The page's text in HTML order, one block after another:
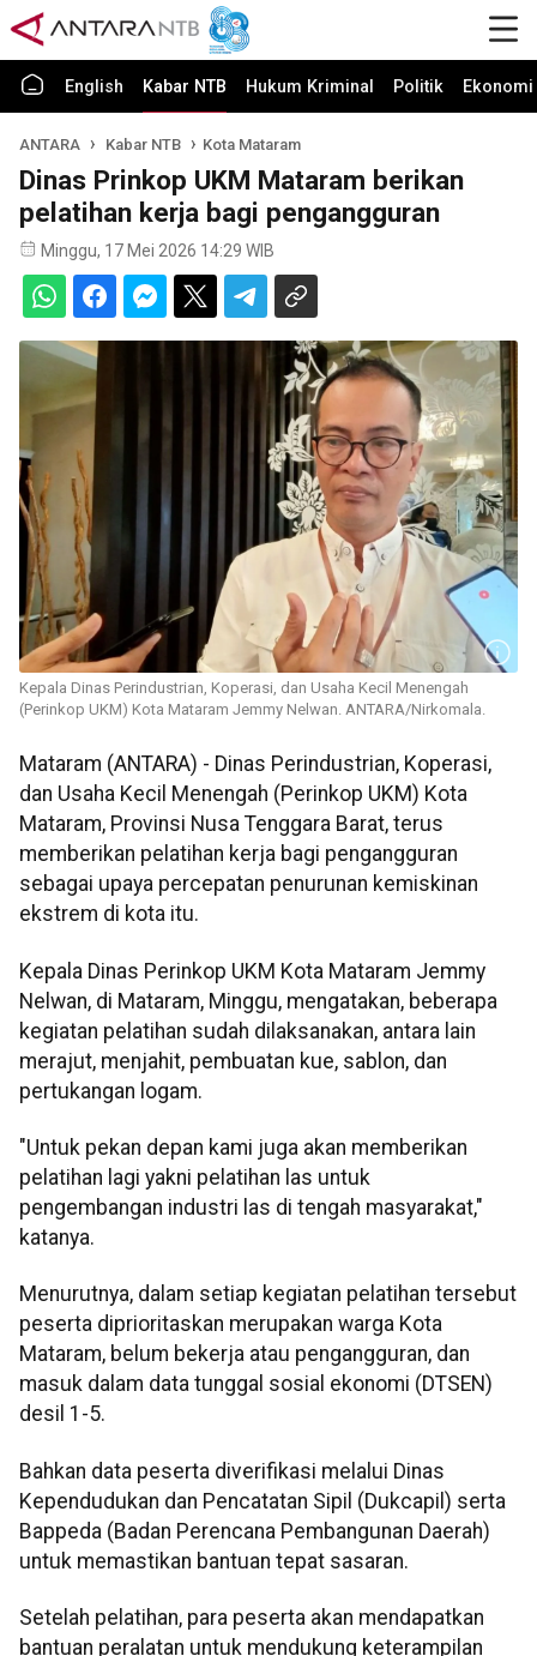
English Kabar NTB Hukum Kriminal Politik
ANTARA Kabar NTB Kota Mataram
Dinas Prinkop UKM Mataram berikan
pelatihan kerja bagi pengangguran
Minggu, 17 Mei 2026 14:29 WIB
Kepala Dinas Perindustrian, Koperasi, dan Usaha Kecil Menengah
(Perinkop UKM) Kota Mataram Jemmy Nelwan. ANTARA/Nirkomala.
Mataram (ANTARA) - Dinas Perindustrian, Koperasi,
dan Usaha Kecil Menengah (Perinkop UKM) Kota
Mataram, Provinsi Nusa Tenggara Barat, terus
memberikan pelatihan kerja bagi pengangguran
sebagai upaya percepatan penurunan kemiskinan
ekstrem di kota itu.
Kepala Dinas Perinkop UKM Kota Mataram Jemmy
Nelwan, di Mataram, Minggu, mengatakan, beberapa
kegiatan pelatihan sudah dilaksanakan, antara lain
merajut, menjahit, pembuatan kue, sablon, dan
pertukangan logam.
"Untuk pekan depan kami juga akan memberikan
pelatihan lagi yakni pelatihan las untuk
pengembangan industri las di tengah masyarakat,"
katanya.
Menurutnya, dalam setiap kegiatan pelatihan tersebut
peserta diprioritaskan merupakan warga Kota
Mataram, belum bekerja atau pengangguran, dan
masuk dalam data tunggal sosial ekonomi (DTSEN)
desil 1-5.
Bahkan data peserta diverifikasi melalui Dinas
Kependudukan dan Pencatatan Sipil (Dukcapil) serta
Bappeda (Badan Perencana Pembangunan Daerah)
untuk memastikan bantuan tepat sasaran.
Setelah pelatihan, para peserta akan mendapatkan
bantuan peralatan untuk mendukung keterampilan